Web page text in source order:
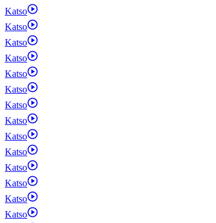
Katso
Katso
Katso
Katso
Katso
Katso
Katso
Katso
Katso
Katso
Katso
Katso
Katso
Katso